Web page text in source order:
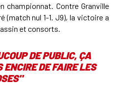
championnat. Contre Granville
(match nul 1-1. J9), la victoire a
et consorts.
DE PUBLIC, ÇA
ENCIRE DE FAIRE LES